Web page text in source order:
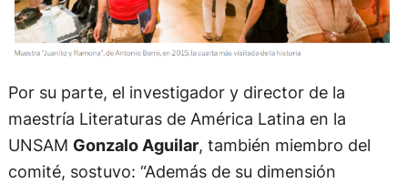
Por su parte, el investigador y director de la
maestría Literaturas de América Latina en la
UNSAM Gonzalo Aguilar, también miembro del
comité, sostuvo: “Además de su dimensión